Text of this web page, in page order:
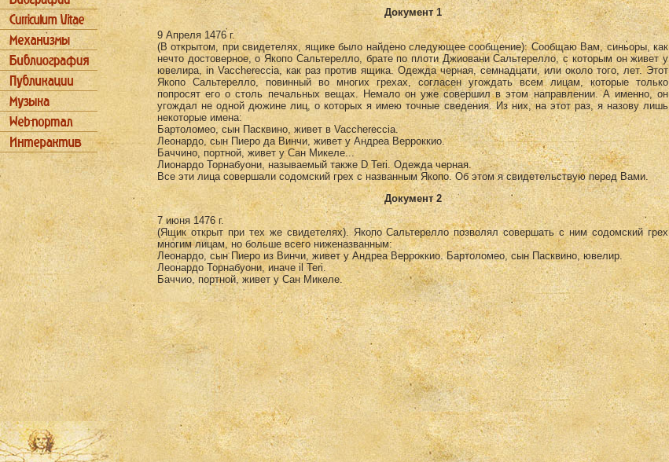
Документ 1
9 Апреля 1476 г.
(В открытом, при свидетелях, ящике было найдено следующее сообщение): Сообщаю Вам, синьоры, как
нечто достоверное, о Якопо Сальтерелло, брате по плоти Джиовани Сальтерелло, с которым он живет у
ювелира, in Vacchereccia, как раз против ящика. Одежда черная, семнадцати, или около того, лет. Этот
Якопо Сальтерелло, повинный во многих грехах, согласен угождать всем лицам, которые только
попросят его о столь печальных вещах. Немало он уже совершил в этом направлении. А именно, он
угождал не одной дюжине лиц, о которых я имею точные сведения. Из них, на этот раз, я назову лишь
некоторые имена:
Бартоломео, сын Пасквино, живет в Vacchereccia.
Леонардо, сын Пиеро да Винчи, живет у Андреа Верроккио.
Баччино, портной, живет у Сан Микеле...
Лионардо Торнабуони, называемый также D Teri. Одежда черная.
Все эти лица совершали содомский грех с названным Якопо. Об этом я свидетельствую перед Вами.
Документ 2
7 июня 1476 г.
(Ящик открыт при тех же свидетелях). Якопо Сальтерелло позволял совершать с ним содомский грех
многим лицам, но больше всего ниженазванным:
Леонардо, сын Пиеро из Винчи, живет у Андреа Верроккио. Бартоломео, сын Пасквино, ювелир.
Леонардо Торнабуони, иначе il Teri.
Баччио, портной, живет у Сан Микеле.